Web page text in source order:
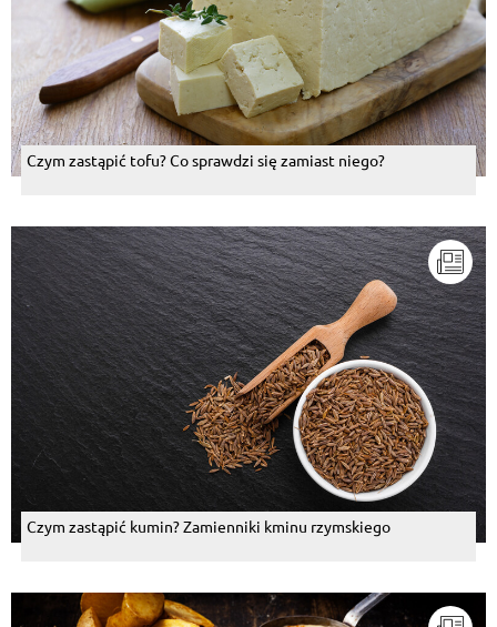
Czym zastąpić tofu? Co sprawdzi się zamiast niego?
Czym zastąpić kumin? Zamienniki kminu rzymskiego